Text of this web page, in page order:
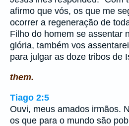
afirmo que vós, os que me
ocorrer a regeneração de
Filho do homem se assentar
glória, também vos
para julgar as doze tribos de
them.
Tiago 2:5
Ouvi, meus amados irmãos.
os que para o mundo são